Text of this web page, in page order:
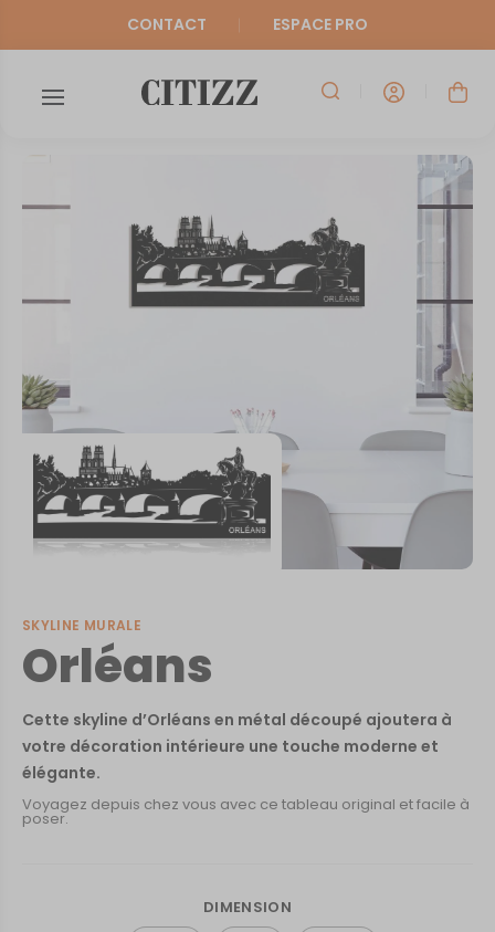
CONTACT ESPACE PRO
SKYLINE MURALE
Orléans
Cette skyline d’Orléans en métal découpé ajoutera à
votre décoration intérieure une touche moderne et
élégante.
Voyagez depuis chez vous avec ce tableau original et facile à
poser.
DIMENSION